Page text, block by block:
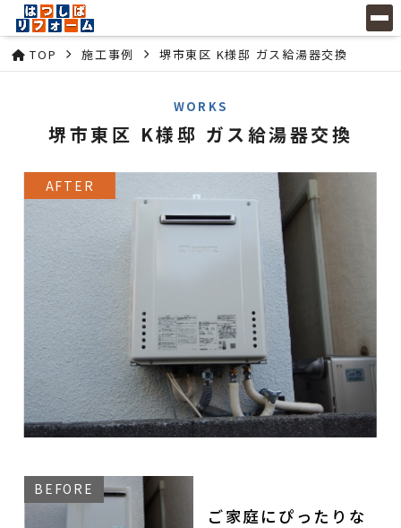
TOP 施工事例 堺市東区 K様邸 ガス給湯器交換
WORKS
堺市東区 K様邸 ガス給湯器交換
ご家庭にぴったりな